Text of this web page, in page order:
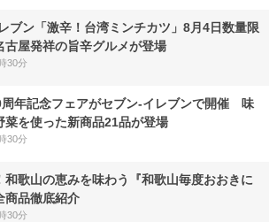
ブン「激辛！台湾ミンチカツ」8月4日数量限
古屋発祥の旨辛グルメが登場
30分
年記念フェアがセブン-イレブンで開催 味
菜を使った新商品21品が登場
30分
和歌山の恵みを味わう『和歌山毎度おおきに
商品徹底紹介
30分